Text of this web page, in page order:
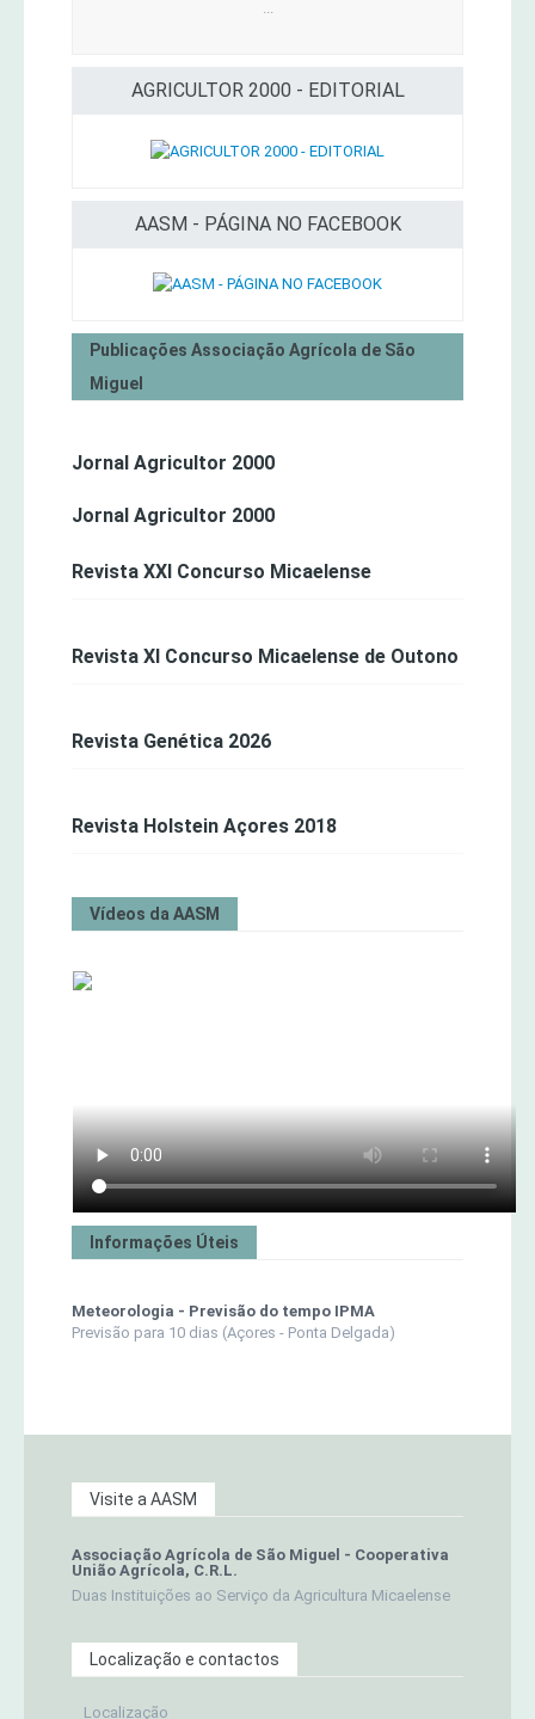
...
AGRICULTOR 2000 - EDITORIAL
AASM - PÁGINA NO FACEBOOK
Publicações Associação Agrícola de São
Miguel
Jornal Agricultor 2000
Jornal Agricultor 2000
Revista XXI Concurso Micaelense
Revista XI Concurso Micaelense de Outono
Revista Genética 2026
Revista Holstein Açores 2018
Vídeos da AASM
Informações Úteis
Meteorologia - Previsão do tempo IPMA
Previsão para 10 dias (Açores - Ponta Delgada)
Visite a AASM
Associação Agrícola de São Miguel - Cooperativa
União Agrícola, C.R.L.
Duas Instituições ao Serviço da Agricultura Micaelense
Localização e contactos
Localização